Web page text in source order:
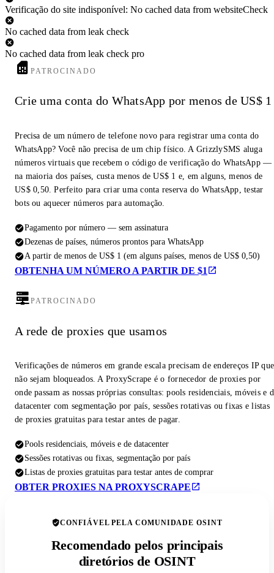
Verificação do site indisponível: No cached data from websiteCheck
No cached data from leak check
No cached data from leak check pro
PATROCINADO
Crie uma conta do WhatsApp por menos de US$ 1
Precisa de um número de telefone novo para registrar uma conta do
WhatsApp? Você não precisa de um chip físico. A GrizzlySMS aluga
números virtuais que recebem o código de verificação do WhatsApp —
na maioria dos países, custa menos de US$ 1 e, em alguns, menos de
US$ 0,50. Perfeito para criar uma conta reserva do WhatsApp, testar
bots ou aquecer números para automação.
Pagamento por número — sem assinatura
Dezenas de países, números prontos para WhatsApp
A partir de menos de US$ 1 (em alguns países, menos de US$ 0,50)
OBTENHA UM NÚMERO A PARTIR DE $1
PATROCINADO
A rede de proxies que usamos
Verificações de números em grande escala precisam de endereços IP que
não sejam bloqueados. A ProxyScrape é o fornecedor de proxies por
onde passam as nossas próprias consultas: pools residenciais, móveis e
datacenter com segmentação por país, sessões rotativas ou fixas e listas
de proxies gratuitas para testar antes de pagar.
Pools residenciais, móveis e de datacenter
Sessões rotativas ou fixas, segmentação por país
Listas de proxies gratuitas para testar antes de comprar
OBTER PROXIES NA PROXYSCRAPE
CONFIÁVEL PELA COMUNIDADE OSINT
Recomendado pelos principais
diretórios de OSINT